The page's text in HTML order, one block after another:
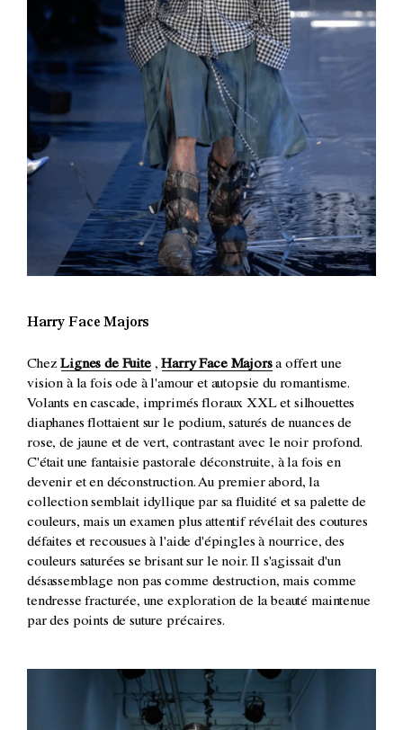
Harry Face Majors
ChezLignes de Fuite,Harry Face Majorsa offert une
vision à la fois ode à l'amour et autopsie du romantisme.
Volants en cascade, imprimés floraux XXL et silhouettes
diaphanes flottaient sur le podium, saturés de nuances de
rose, de jaune et de vert, contrastant avec le noir profond.
C'était une fantaisie pastorale déconstruite, à la fois en
devenir et en déconstruction. Au premier abord, la
collection semblait idyllique par sa fluidité et sa palette de
couleurs, mais un examen plus attentif révélait des coutures
défaites et recousues à l'aide d'épingles à nourrice, des
couleurs saturées se brisant sur le noir. Il s'agissait d'un
désassemblage non pas comme destruction, mais comme
tendresse fracturée, une exploration de la beauté maintenue
par des points de suture précaires.